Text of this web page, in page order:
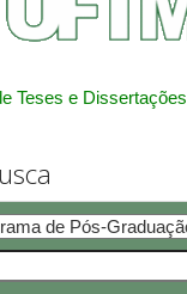
Teses e Dissertações